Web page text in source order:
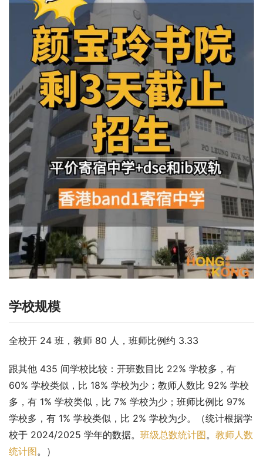
学校规模
全校开 24 班，教师 80 人，班师比例约 3.33
跟其他 435 间学校比较：开班数目比 22% 学校多，有
60% 学校类似，比 18% 学校为少；教师人数比 92% 学校
多，有 1% 学校类似，比 7% 学校为少；班师比例比 97%
学校多，有 1% 学校类似，比 2% 学校为少。（统计根据学
校于 2024/2025 学年的数据。 班级总数统计图。 教师人数
统计图。）